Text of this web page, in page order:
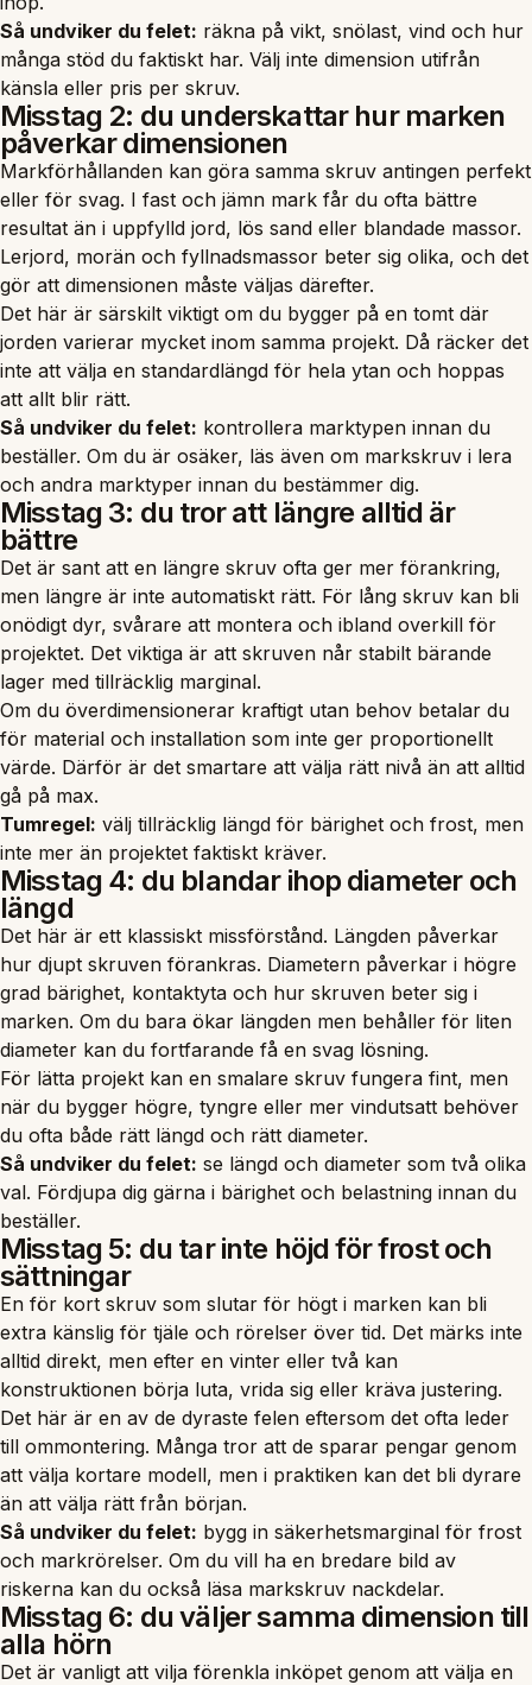
Så undviker du felet: räkna på vikt, snölast, vind och hur
många stöd du faktiskt har. Välj inte dimension utifrån
känsla eller pris per skruv.
Misstag 2: du underskattar hur marken
påverkar dimensionen
Markförhållanden kan göra samma skruv antingen perfekt
eller för svag. I fast och jämn mark får du ofta bättre
resultat än i uppfylld jord, lös sand eller blandade massor.
Lerjord, morän och fyllnadsmassor beter sig olika, och det
gör att dimensionen måste väljas därefter.
Det här är särskilt viktigt om du bygger på en tomt där
jorden varierar mycket inom samma projekt. Då räcker det
inte att välja en standardlängd för hela ytan och hoppas
att allt blir rätt.
Så undviker du felet: kontrollera marktypen innan du
beställer. Om du är osäker, läs även om markskruv i lera
och andra marktyper innan du bestämmer dig.
Misstag 3: du tror att längre alltid är
bättre
Det är sant att en längre skruv ofta ger mer förankring,
men längre är inte automatiskt rätt. För lång skruv kan bli
onödigt dyr, svårare att montera och ibland overkill för
projektet. Det viktiga är att skruven når stabilt bärande
lager med tillräcklig marginal.
Om du överdimensionerar kraftigt utan behov betalar du
för material och installation som inte ger proportionellt
värde. Därför är det smartare att välja rätt nivå än att alltid
gå på max.
Tumregel: välj tillräcklig längd för bärighet och frost, men
inte mer än projektet faktiskt kräver.
Misstag 4: du blandar ihop diameter och
längd
Det här är ett klassiskt missförstånd. Längden påverkar
hur djupt skruven förankras. Diametern påverkar i högre
grad bärighet, kontaktyta och hur skruven beter sig i
marken. Om du bara ökar längden men behåller för liten
diameter kan du fortfarande få en svag lösning.
För lätta projekt kan en smalare skruv fungera fint, men
när du bygger högre, tyngre eller mer vindutsatt behöver
du ofta både rätt längd och rätt diameter.
Så undviker du felet: se längd och diameter som två olika
val. Fördjupa dig gärna i bärighet och belastning innan du
beställer.
Misstag 5: du tar inte höjd för frost och
sättningar
En för kort skruv som slutar för högt i marken kan bli
extra känslig för tjäle och rörelser över tid. Det märks inte
alltid direkt, men efter en vinter eller två kan
konstruktionen börja luta, vrida sig eller kräva justering.
Det här är en av de dyraste felen eftersom det ofta leder
till ommontering. Många tror att de sparar pengar genom
att välja kortare modell, men i praktiken kan det bli dyrare
än att välja rätt från början.
Så undviker du felet: bygg in säkerhetsmarginal för frost
och markrörelser. Om du vill ha en bredare bild av
riskerna kan du också läsa markskruv nackdelar.
Misstag 6: du väljer samma dimension till
alla hörn
Det är vanligt att vilja förenkla inköpet genom att välja en